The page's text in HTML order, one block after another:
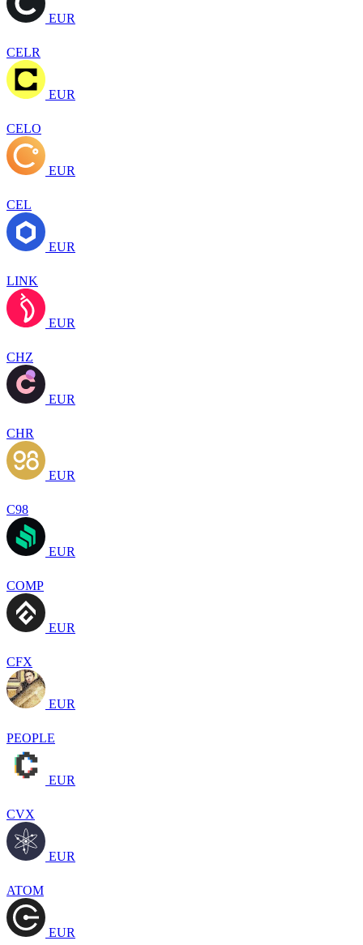
EUR
CELR
EUR
CELO
EUR
CEL
EUR
LINK
EUR
CHZ
EUR
CHR
EUR
C98
EUR
COMP
EUR
CFX
EUR
PEOPLE
EUR
CVX
EUR
ATOM
EUR